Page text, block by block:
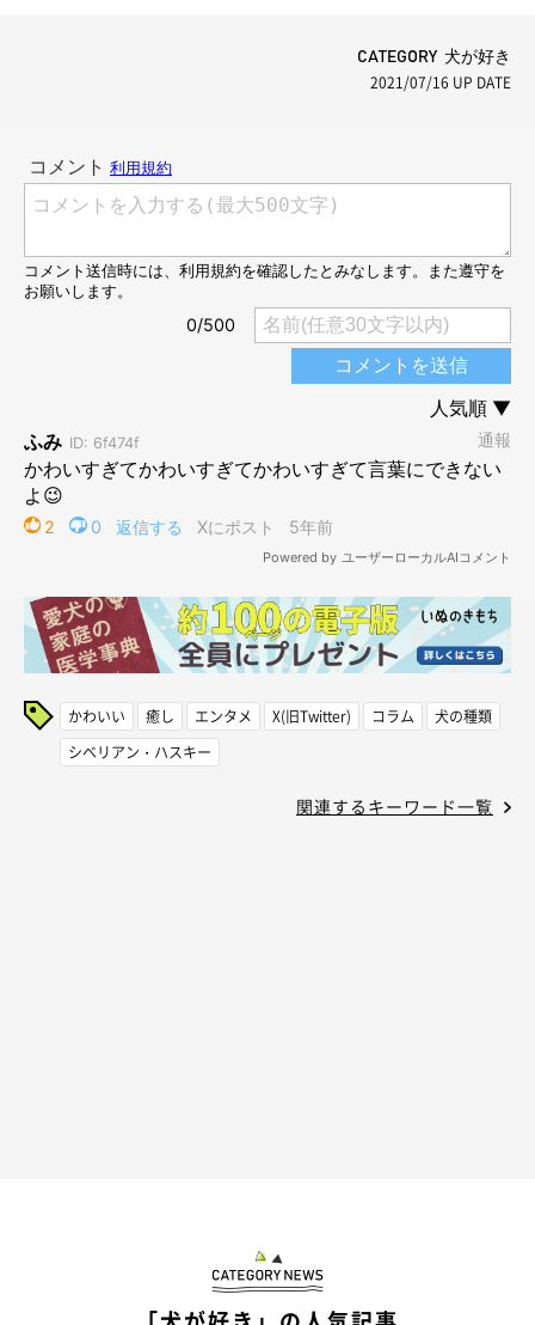
CATEGORY 犬が好き
2021/07/16 UP DATE
かわいい 癒し エンタメ X(旧Twitter) コラム
犬の種類
シベリアン・ハスキー
関連するキーワード一覧